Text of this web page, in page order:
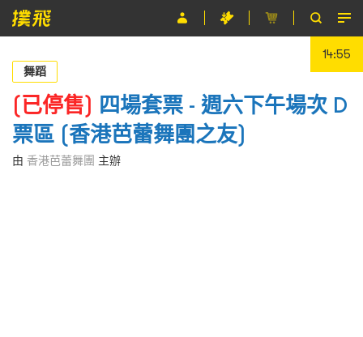
節目
主辦單位
關於撲飛
條款及細則
14:55
舞蹈
(已停售) 四場套票 - 週六下午場次 D
票區 (香港芭蕾舞團之友)
由 香港芭蕾舞團 主辦